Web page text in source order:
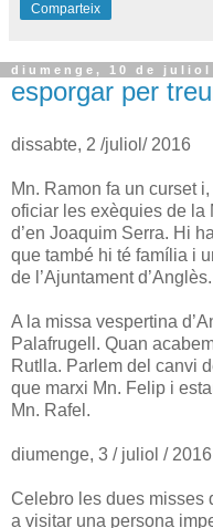
Comparteix
diumenge, 10 de juliol
esporgar per
dissabte, 2 /juliol/ 2016
Mn. Ramon fa un curset
oficiar les exèquies de la
d’en Joaquim Serra. Hi
que també hi té família i
de l’Ajuntament d’Anglès.
A la missa vespertina
Palafrugell. Quan
Rutlla. Parlem del canvi
que marxi Mn. Felip i
Mn. Rafel.
diumenge, 3 / juliol / 2016
Celebro les dues misses
a visitar una persona